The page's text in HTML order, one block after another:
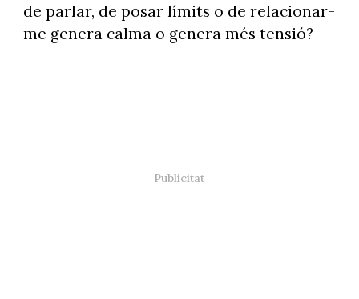
de parlar, de posar límits o de relacionar-
me genera calma o genera més tensió?